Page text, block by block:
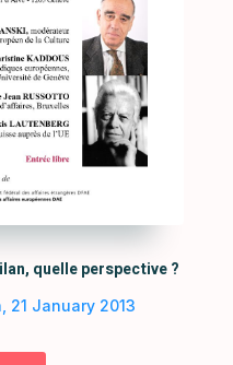
quelle perspective ?
21 January 2013